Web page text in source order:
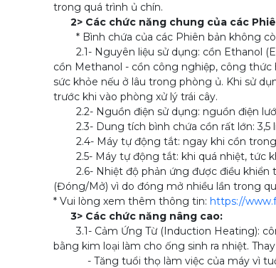
trong quá trình ủ chín.
2> Các chức năng chung của các
* Bình chứa của các Phiên bản không
2.1- Nguyên liệu sử dụng: cồn Ethanol
cồn Methanol - cồn công nghiệp, công thức
sức khỏe nếu ở lâu trong phòng ủ. Khi sử
trước khi vào phòng xử lý trái cây.
2.2- Nguồn điện sử dụng: nguồn điện lưới
2.3- Dung tích bình chứa cồn rất lớn: 3,5
2.4- Máy tự động tắt: ngay khi cồn trong
2.5- Máy tự động tắt: khi quá nhiệt, tức
2.6- Nhiệt độ phản ứng được điều khiển
(Đóng/Mở) vì do đóng mở nhiều lần trong
* Vui lòng xem thêm thông tin: https://
3> Các chức năng nâng cao:
3.1- Cảm Ứng Từ (Induction Heating):
bằng kim loại làm cho ống sinh ra nhiệt.
- Tăng tuổi thọ làm việc của máy vì tuổi